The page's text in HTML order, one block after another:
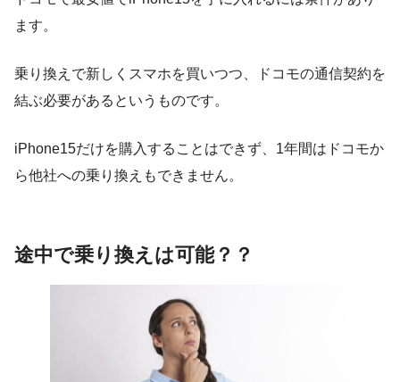
ます。
乗り換えで新しくスマホを買いつつ、ドコモの通信契約を
結ぶ必要があるというものです。
iPhone15だけを購入することはできず、1年間はドコモか
ら他社への乗り換えもできません。
途中で乗り換えは可能？？